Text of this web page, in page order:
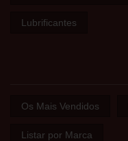
Lubrificantes
Os Mais Vendidos
Listar por Marca